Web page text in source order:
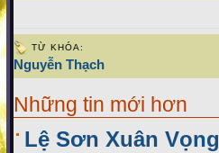
TỪ KHÓA:
Nguyễn Thạch
Những tin mới hơn
Lệ Sơn Xuân Vọng